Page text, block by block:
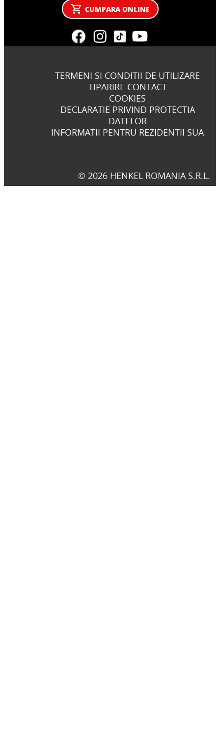
CUMPARA ONLINE
TERMENI SI CONDITII DE UTILIZARE
TIPARIRE CONTACT
COOKIES
DECLARATIE PRIVIND PROTECTIA
DATELOR
INFORMATII PENTRU REZIDENTII SUA
© 2026 HENKEL ROMANIA S.R.L.